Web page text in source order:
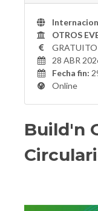
OTROS
GRATUITO
28 ABR
Fecha fin:
Online
Build'n